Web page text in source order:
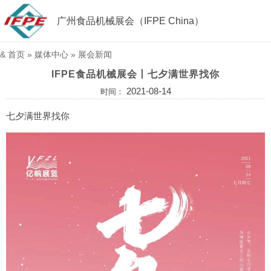
广州食品机械展会（IFPE China）
& 首页 » 媒体中心 » 展会新闻
IFPE食品机械展会丨七夕满世界找你
时间： 2021-08-14
七夕满世界找你